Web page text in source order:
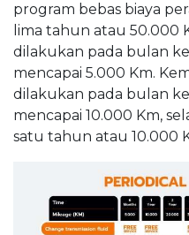
program bebas biaya
lima tahun atau 50.000
dilakukan pada bulan
mencapai 5.000 Km.
dilakukan pada bulan
mencapai 10.000 Km,
satu tahun atau 10.000